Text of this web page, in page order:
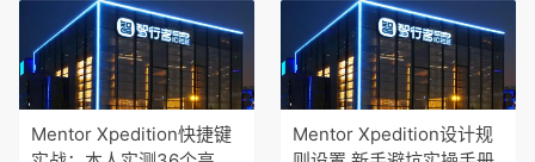
Mentor Xpedition快捷键
Mentor Xpedition设计规